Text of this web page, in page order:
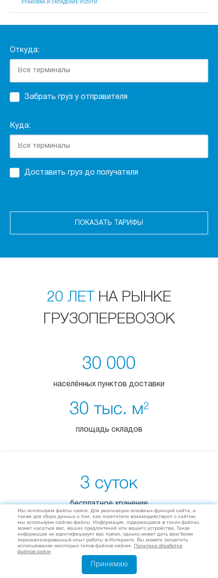
УПАКОВКА И СКЛАДСКИЕ УСЛУГИ
Откуда:
Забрать груз у отправителя
Куда:
Доставить груз до получателя
20 ЛЕТ
НА РЫНКЕ
ГРУЗОПЕРЕВОЗОК
30 000
населённых пунктов доставки
30 тыс. м2
площадь складов
3 суток
бесплатное хранение
от 1 кг
транспортировка груза
Мы используем файлы cookie. Для реализации основных функций сайта, а
также для сбора данных о том, как посетители взаимодействуют с сайтом,
мы используем cookies-файлы. Информация, содержащаяся в таких файлах,
может касаться вас, ваших предпочтений или вашего устройства. Такая
информация не идентифицирует вас прямо, однако может дать вам более
персонализированный опыт работы в Интернете. Вы можете запретить
использование некоторых типов файлов cookies.
Политика обработки
файлов cookie
Принимаю